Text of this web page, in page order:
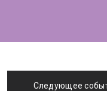
Следующее